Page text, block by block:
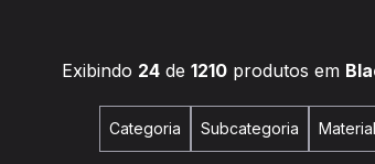
Exibindo 24 de 1210 produtos em
Categoria Subcategoria Material